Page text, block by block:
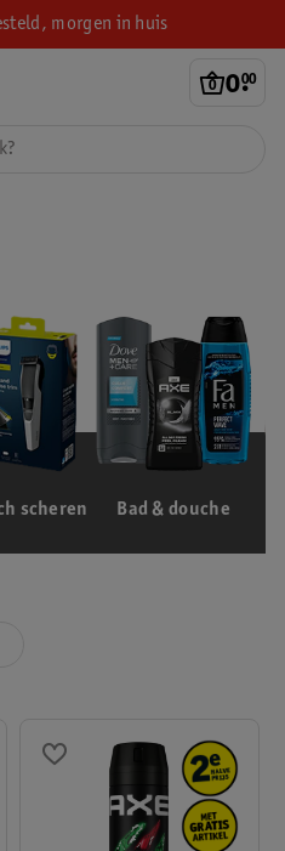
morgen in huis
0.
00
scheren Bad & douche